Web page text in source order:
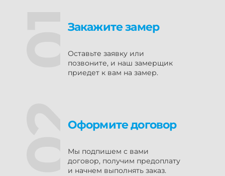
Закажите замер
Оставьте заявку или
позвоните, и наш замерщик
приедет к вам на замер.
Оформите договор
Мы подпишем с вами
договор, получим предоплату
и начнем выполнять заказ.